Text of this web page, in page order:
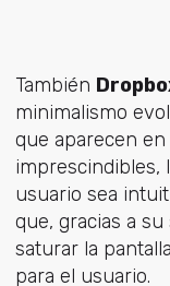
También
minimalismo
que aparecen
imprescindibles,
usuario sea
que, gracias a
saturar la
para el usuario.